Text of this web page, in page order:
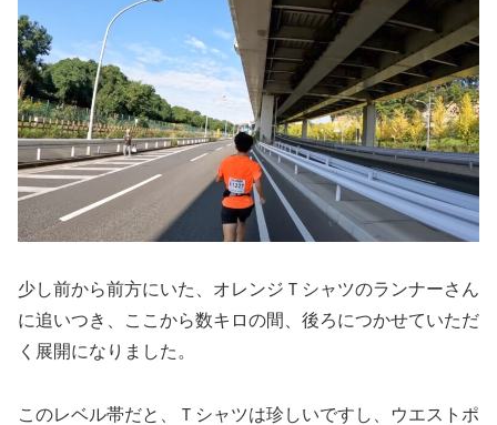
少し前から前方にいた、オレンジＴシャツのランナーさん
に追いつき、ここから数キロの間、後ろにつかせていただ
く展開になりました。
このレベル帯だと、Ｔシャツは珍しいですし、ウエストポ